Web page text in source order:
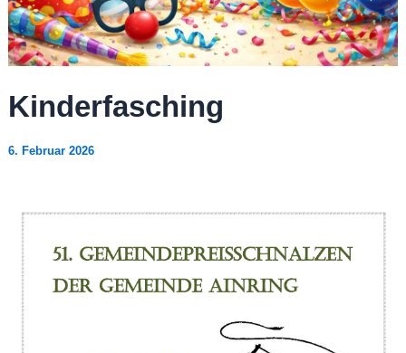
Kinderfasching
6. Februar 2026